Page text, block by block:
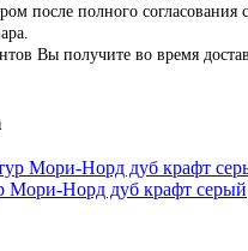
после полного
Вы получите во время
Мори-Норд дуб крафт серый